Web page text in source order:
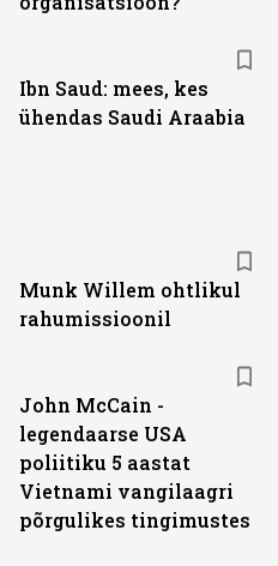
Ibn Saud: mees, kes
ühendas Saudi Araabia
Munk Willem ohtlikul
rahumissioonil
John McCain -
legendaarse USA
poliitiku 5 aastat
Vietnami vangilaagri
põrgulikes tingimustes